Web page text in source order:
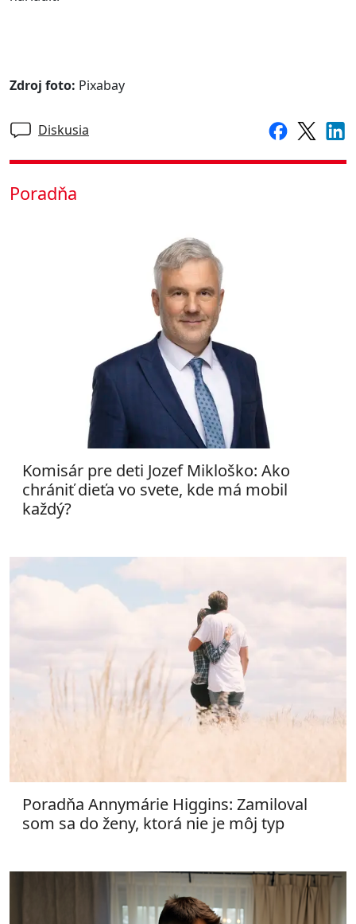
Zdroj foto: Pixabay
Diskusia
Poradňa
Komisár pre deti Jozef Mikloško: Ako
chrániť dieťa vo svete, kde má mobil
každý?
Poradňa Annymárie Higgins: Zamiloval
som sa do ženy, ktorá nie je môj typ